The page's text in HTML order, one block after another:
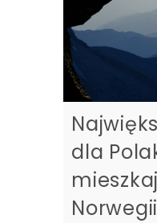
dla
Norwegii